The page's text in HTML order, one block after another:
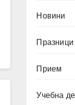
Новини
Празници
Прием
Учебна